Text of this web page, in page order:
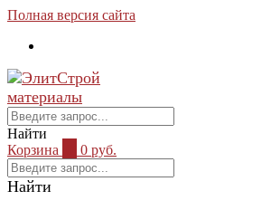
Полная версия сайта
Найти
Корзина
0 руб.
Найти